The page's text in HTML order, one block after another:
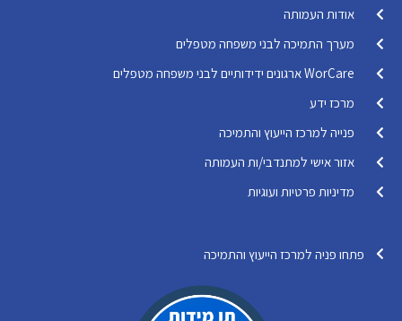
אודות העמותה
מערך התמיכה לבני משפחה מטפלים
WorCare ארגונים ידידותיים לבני משפחה מטפלים
מרכז ידע
פנייה למרכז הייעוץ והתמיכה
אזור אישי למתנדבי/ות העמותה
מדיניות פרטיות ועוגיות
פתחו פניה למרכז הייעוץ והתמיכה